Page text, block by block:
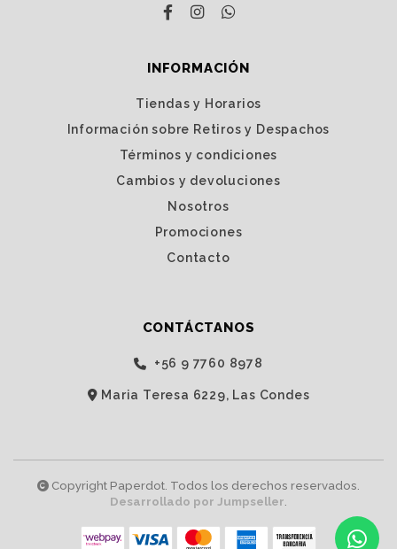
INFORMACIÓN
Tiendas y Horarios
Información sobre Retiros y Despachos
Términos y condiciones
Cambios y devoluciones
Nosotros
Promociones
Contacto
CONTÁCTANOS
‭+56 9 7760 8978‬
Maria Teresa 6229, Las Condes
Copyright Paperdot. Todos los derechos reservados.
Desarrollado por Jumpseller